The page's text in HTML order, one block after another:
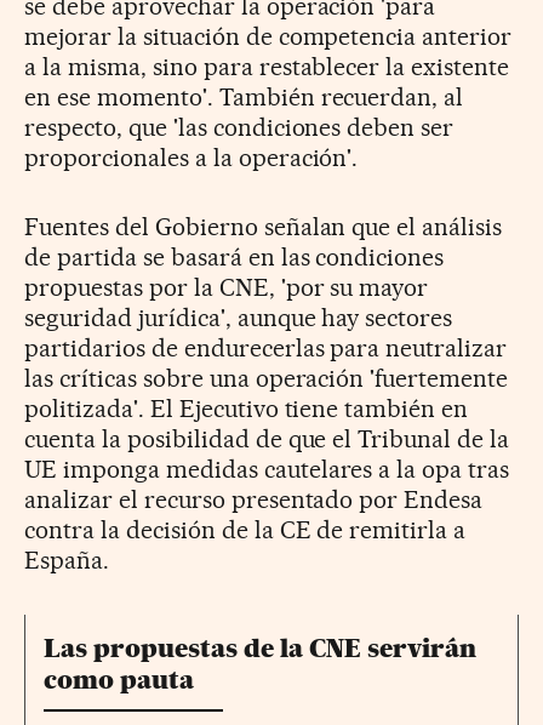
mejorar la situación de competencia anterior
a la misma, sino para restablecer la existente
en ese momento'. También recuerdan, al
respecto, que 'las condiciones deben ser
proporcionales a la operación'.
Fuentes del Gobierno señalan que el análisis
de partida se basará en las condiciones
propuestas por la CNE, 'por su mayor
seguridad jurídica', aunque hay sectores
partidarios de endurecerlas para neutralizar
las críticas sobre una operación 'fuertemente
politizada'. El Ejecutivo tiene también en
cuenta la posibilidad de que el Tribunal de la
UE imponga medidas cautelares a la opa tras
analizar el recurso presentado por Endesa
contra la decisión de la CE de remitirla a
España.
Las propuestas de la CNE servirán
como pauta